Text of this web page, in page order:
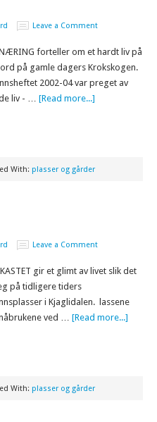
Leave a Comment
forteller om et hardt liv på
på gamle dagers Krokskogen.
2002-04 var preget av
liv - … [Read more...]
With: plasser og gårder
Leave a Comment
gir et glimt av livet slik det
på tidligere tiders
i Kjaglidalen. lassene
ved … [Read more...]
With: plasser og gårder